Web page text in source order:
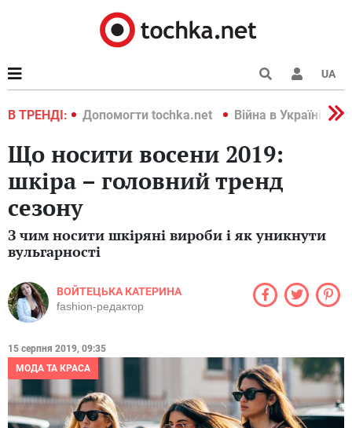
UA
В ТРЕНДІ:
2022 Допомогти tochka.net Війна в Україні 2022
Що носити восени 2019:
шкіра – головний тренд
сезону
З чим носити шкіряні вироби і як уникнути
вульгарності
ВОЙТЕЦЬКА КАТЕРИНА
fashion-редактор
15 серпня 2019, 09:35
МОДА ТА КРАСА